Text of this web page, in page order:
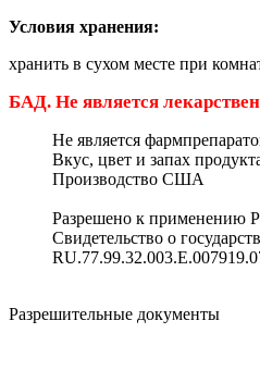
Условия хранения:
хранить в сухом месте при
БАД. Не является
Не является
Вкус, цвет и запах
Производство США
Разрешено к применению
Свидетельство о
Разрешительные документы